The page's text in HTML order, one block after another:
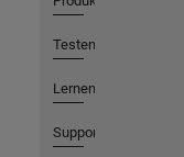
Testen oder Kaufen
Lernen
Support